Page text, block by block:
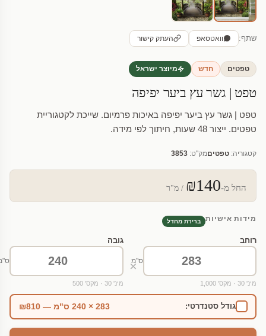
שתף: וואטסאפ העתק קישור
טפטים חדש מיוצר ישראל
טפט | גשר עץ ביער יפיפה
טפט | גשר עץ ביער יפיפה באיכות פרמיום. שייכת לקטגוריית
טפטים. ייצור 48 שעות, חיתוך לפי מידה.
קטגוריה: טפטיםמק"ט: 3853
החל מ-₪140 / מ"ר
מידות אישיות ברירת מחדל
רוחב
ס"מ
מינ' 30 · מקס' 1,000
×
גובה
מינ' 30 · מקס' 500
גודל סטנדרטי: 283 × 240 ס"מ — ₪810